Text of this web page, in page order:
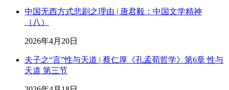
中国无西方式悲剧之理由 | 唐君毅：中国文学精神
（八）
2026年4月20日
夫子之“言”性与天道 | 蔡仁厚《孔孟荀哲学》第6章 性与
天道 第三节